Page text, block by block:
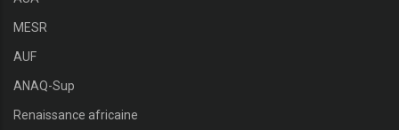
MESR
AUF
ANAQ-Sup
Renaissance africaine